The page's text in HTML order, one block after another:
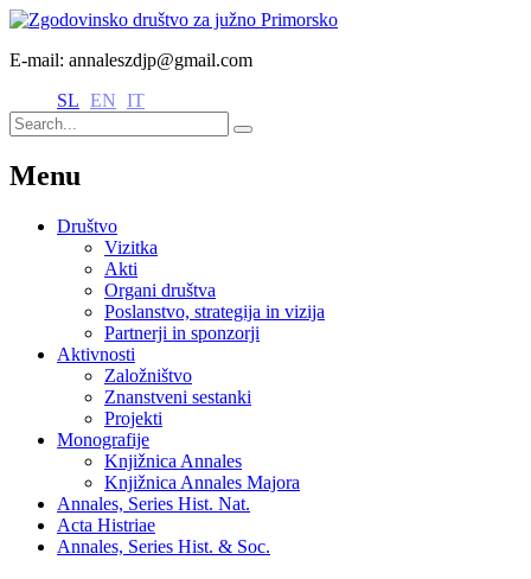
E-mail: annaleszdjp@gmail.com
SL EN IT
Menu
Društvo
Vizitka
Akti
Organi društva
Poslanstvo, strategija in vizija
Partnerji in sponzorji
Aktivnosti
Založništvo
Znanstveni sestanki
Projekti
Monografije
Knjižnica Annales
Knjižnica Annales Majora
Annales, Series Hist. Nat.
Acta Histriae
Annales, Series Hist. & Soc.